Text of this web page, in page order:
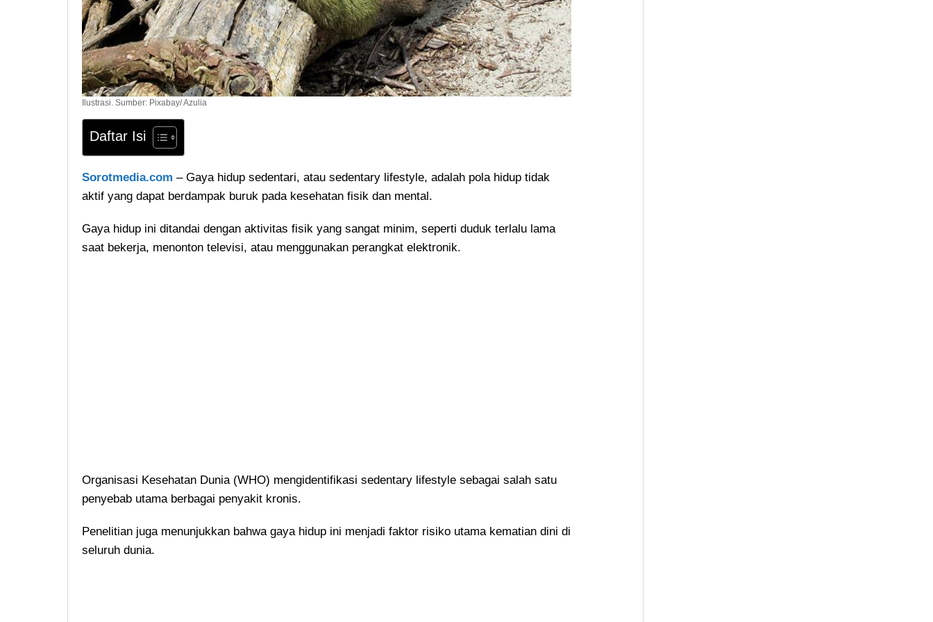
Ilustrasi. Sumber: Pixabay/ Azulia
Daftar Isi
Sorotmedia.com – Gaya hidup sedentari, atau sedentary lifestyle, adalah pola hidup tidak
aktif yang dapat berdampak buruk pada kesehatan fisik dan mental.
Gaya hidup ini ditandai dengan aktivitas fisik yang sangat minim, seperti duduk terlalu lama
saat bekerja, menonton televisi, atau menggunakan perangkat elektronik.
Organisasi Kesehatan Dunia (WHO) mengidentifikasi sedentary lifestyle sebagai salah satu
penyebab utama berbagai penyakit kronis.
Penelitian juga menunjukkan bahwa gaya hidup ini menjadi faktor risiko utama kematian dini di
seluruh dunia.